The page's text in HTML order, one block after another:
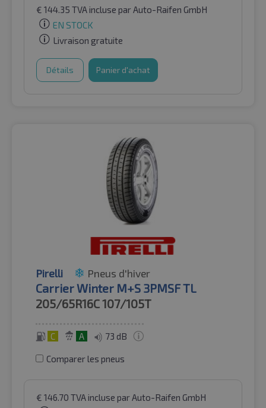
€ 144.35 TVA incluse par Auto-Raifen GmbH
EN STOCK
Livraison gratuite
Détails Panier d'achat
Pirelli Pneus d'hiver
Carrier Winter M+S 3PMSF TL
205/65R16C107/105T
C A 73 dB
Comparer les pneus
€ 146.70 TVA incluse par Auto-Raifen GmbH